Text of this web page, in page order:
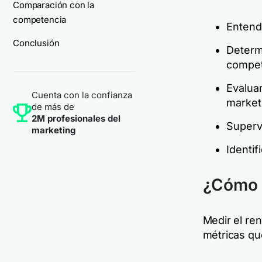
Comparación con la
competencia
Conclusión
Cuenta con la confianza
de más de
2M profesionales del
marketing
Medir el
métricas